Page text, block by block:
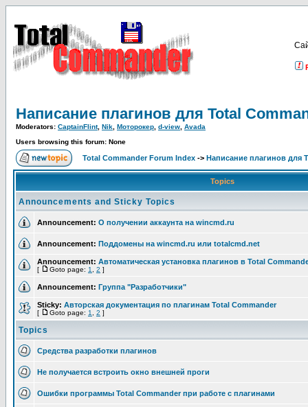
Написание плагинов для Total
Moderators: CaptainFlint, Nik Моторокер d-view Avada
Users browsing this forum: None
Total Commander Forum Index -> Написание плагинов для
Topics
Announcements and Sticky Topics
Announcement: О получении аккаунта на wincmd.ru
Announcement: Поддомены на wincmd.ru или totalcmd.net
Announcement: Автоматическая установка плагинов в Total
[ Goto page: 1 2 ]
Announcement: Группа "Разработчики"
Sticky: Авторская документация по плагинам Total Commander
[ Goto page: 1 2 ]
Topics
Средства разработки плагинов
Не получается встроить окно внешней проги
Ошибки программы Total Commander при работе с плагинами